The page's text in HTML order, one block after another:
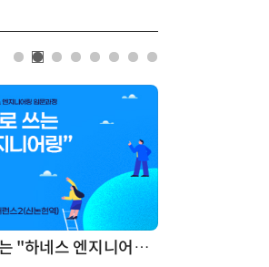
현업에서 바로 쓰는 "하네스 엔지니어링" 실습 교육